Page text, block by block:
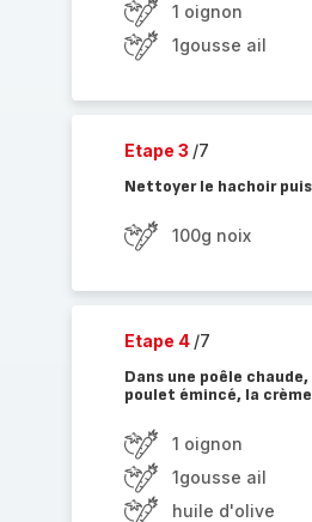
1 oignon
1gousse ail
Etape 3 /7
Nettoyer le hachoir
100g noix
Etape 4 /7
Dans une poêle
poulet émincé, la
1 oignon
1gousse ail
huile d'olive